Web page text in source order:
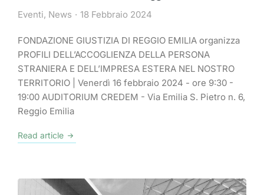
Eventi, News 18 Febbraio 2024
FONDAZIONE GIUSTIZIA DI REGGIO EMILIA organizza
PROFILI DELL’ACCOGLIENZA DELLA PERSONA
STRANIERA E DELL’IMPRESA ESTERA NEL NOSTRO
TERRITORIO | Venerdì 16 febbraio 2024 - ore 9:30 -
19:00 AUDITORIUM CREDEM - Via Emilia S. Pietro n. 6,
Reggio Emilia
Read article